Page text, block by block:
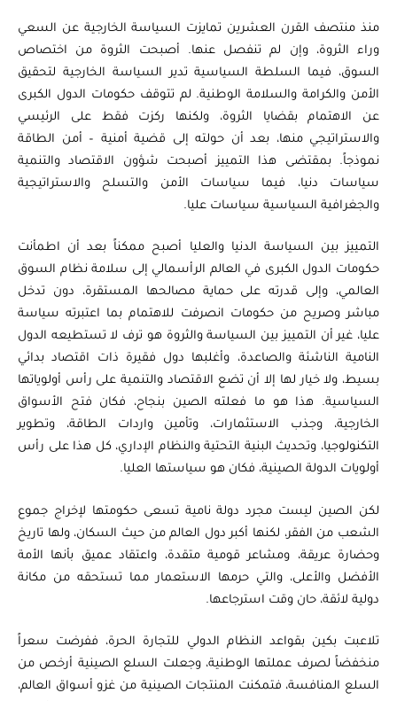
منذ منتصف القرن العشرين تمايزت السياسة الخارجية عن السعي
وراء الثروة، وإن لم تنفصل عنها. أصبحت الثروة من اختصاص
السوق، فيما السلطة السياسية تدير السياسة الخارجية لتحقيق
الأمن والكرامة والسلامة الوطنية. لم تتوقف حكومات الدول الكبرى
عن الاهتمام بقضايا الثروة، ولكنها ركزت فقط على الرئيسي
والاستراتيجي منها، بعد أن حولته إلى قضية أمنية – أمن الطاقة
نموذجاً. بمقتضى هذا التمييز أصبحت شؤون الاقتصاد والتنمية
سياسات دنيا، فيما سياسات الأمن والتسلح والاستراتيجية
والجغرافية السياسية سياسات عليا.
التمييز بين السياسة الدنيا والعليا أصبح ممكناً بعد أن اطمأنت
حكومات الدول الكبرى في العالم الرأسمالي إلى سلامة نظام السوق
العالمي، وإلى قدرته على حماية مصالحها المستقرة، دون تدخل
مباشر وصريح من حكومات انصرفت للاهتمام بما اعتبرته سياسة
عليا، غير أن التمييز بين السياسة والثروة هو ترف لا تستطيعه الدول
النامية الناشئة والصاعدة، وأغلبها دول فقيرة ذات اقتصاد بدائي
بسيط، ولا خيار لها إلا أن تضع الاقتصاد والتنمية على رأس أولوياتها
السياسية. هذا هو ما فعلته الصين بنجاح، فكان فتح الأسواق
الخارجية، وجذب الاستثمارات، وتأمين واردات الطاقة، وتطوير
التكنولوجيا، وتحديث البنية التحتية والنظام الإداري، كل هذا على رأس
أولويات الدولة الصينية، فكان هو سياستها العليا.
لكن الصين ليست مجرد دولة نامية تسعى حكومتها لإخراج جموع
الشعب من الفقر، لكنها أكبر دول العالم من حيث السكان، ولها تاريخ
وحضارة عريقة، ومشاعر قومية متقدة، واعتقاد عميق بأنها الأمة
الأفضل والأعلى، والتي حرمها الاستعمار مما تستحقه من مكانة
دولية لائقة، حان وقت استرجاعها.
تلاعبت بكين بقواعد النظام الدولي للتجارة الحرة، ففرضت سعراً
منخفضاً لصرف عملتها الوطنية، وجعلت السلع الصينية أرخص من
السلع المنافسة، فتمكنت المنتجات الصينية من غزو أسواق العالم،